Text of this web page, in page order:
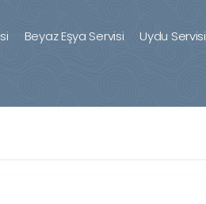
Beyaz Eşya Servisi Uydu Servisi